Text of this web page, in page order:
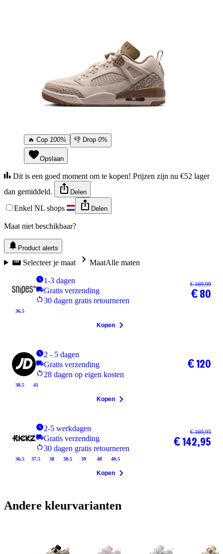
🔥 Cop 100% 👎 Drop 0%
Opslaan
Dit is een goed moment om te kopen! Prijzen zijn nu €52 lager
dan gemiddeld.
Delen
Enkel NL shops Delen
Maat niet beschikbaar?
Product alerts
Selecteer je maat MaatAlle maten
1-3 dagen
Gratis verzending
30 dagen gratis retourneren
36.5
€ 169,99
€ 80
Kopen
2 - 5 dagen
Gratis verzending
28 dagen op eigen kosten
38.5 41
€ 120
Kopen
2-5 werkdagen
Gratis verzending
30 dagen gratis retourneren
36.5 37.5 38 38.5 39 40 40.5
€ 169,95
€ 142,95
Kopen
Andere kleurvarianten